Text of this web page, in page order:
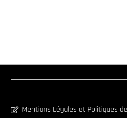
Mentions Légales et Politiques